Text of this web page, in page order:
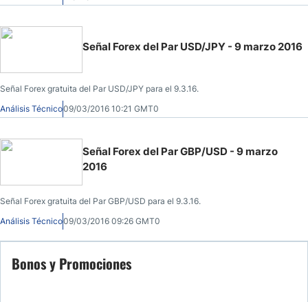
Señal Forex del Par USD/JPY - 9 marzo 2016
Señal Forex gratuita del Par USD/JPY para el 9.3.16.
Análisis Técnico09/03/2016 10:21 GMT0
Señal Forex del Par GBP/USD - 9 marzo
2016
Señal Forex gratuita del Par GBP/USD para el 9.3.16.
Análisis Técnico09/03/2016 09:26 GMT0
Bonos y Promociones